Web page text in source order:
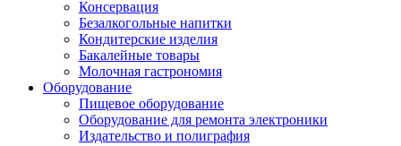
Консервация
Безалкогольные напитки
Кондитерские изделия
Бакалейные товары
Молочная гастрономия
Оборудование
Пищевое оборудование
Оборудование для ремонта электроники
Издательство и полиграфия